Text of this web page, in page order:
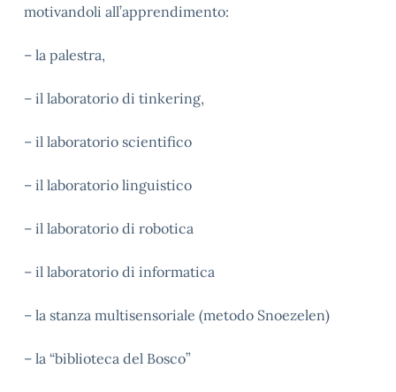
motivandoli all’apprendimento:
– la palestra,
– il laboratorio di tinkering,
– il laboratorio scientifico
– il laboratorio linguistico
– il laboratorio di robotica
– il laboratorio di informatica
– la stanza multisensoriale (metodo Snoezelen)
– la “biblioteca del Bosco”